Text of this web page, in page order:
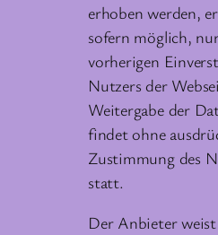
erhoben werden,
sofern möglich,
vorherigen
Nutzers der
Weitergabe der
findet ohne
Zustimmung des
statt.
Der Anbieter